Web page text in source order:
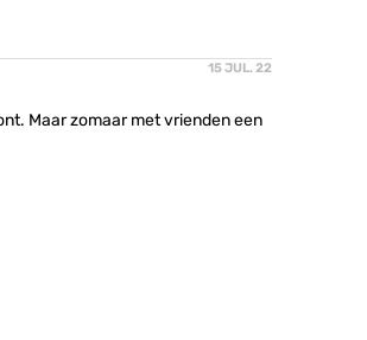
15 JUL. 22
Maar zomaar met vrienden een